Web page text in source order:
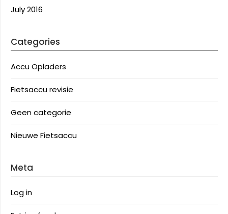
July 2016
Categories
Accu Opladers
Fietsaccu revisie
Geen categorie
Nieuwe Fietsaccu
Meta
Log in